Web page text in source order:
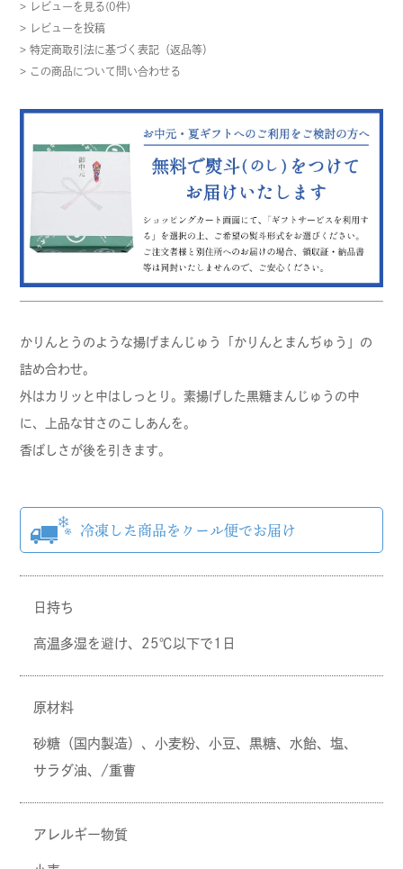
> レビューを見る(0件)
> レビューを投稿
> 特定商取引法に基づく表記（返品等）
> この商品について問い合わせる
かりんとうのような揚げまんじゅう「かりんとまんぢゅう」の
詰め合わせ。
外はカリッと中はしっとり。素揚げした黒糖まんじゅうの中
に、上品な甘さのこしあんを。
香ばしさが後を引きます。
日持ち
高温多湿を避け、25℃以下で1日
原材料
砂糖（国内製造）、小麦粉、小豆、黒糖、水飴、塩、
サラダ油、/重曹
アレルギー物質